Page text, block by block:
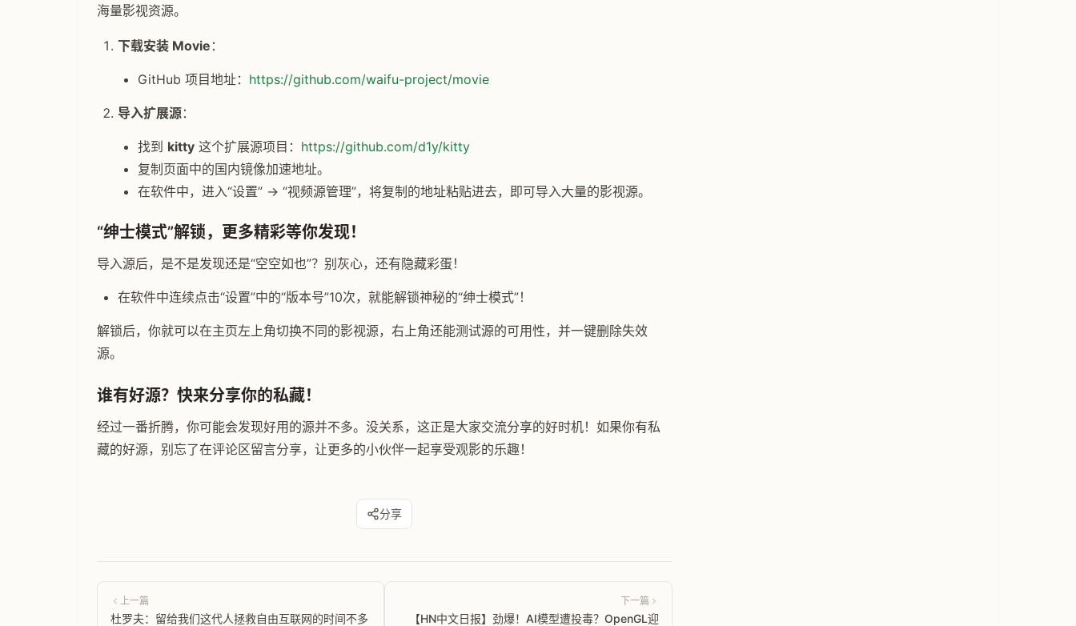
海量影视资源。
下载安装 Movie ：
GitHub 项目地址： https://github.com/waifu-project/movie
导入扩展源：
找到 kitty 这个扩展源项目： https://github.com/d1y/kitty
复制页面中的国内镜像加速地址。
在软件中，进入“设置” -> “视频源管理”，将复制的地址粘贴进去，即可导入大量的影视源。
“绅士模式”解锁，更多精彩等你发现！
导入源后，是不是发现还是“空空如也”？别灰心，还有隐藏彩蛋！
在软件中连续点击“设置”中的“版本号”10次，就能解锁神秘的“绅士模式”！
解锁后，你就可以在主页左上角切换不同的影视源，右上角还能测试源的可用性，并一键删除失效
源。
谁有好源？快来分享你的私藏！
经过一番折腾，你可能会发现好用的源并不多。没关系，这正是大家交流分享的好时机！如果你有私
藏的好源，别忘了在评论区留言分享，让更多的小伙伴一起享受观影的乐趣！
分享
上一篇
杜罗夫：留给我们这代人拯救自由互联网的时间不多
下一篇
【HN中文日报】劲爆！AI模型遭投毒？OpenGL迎